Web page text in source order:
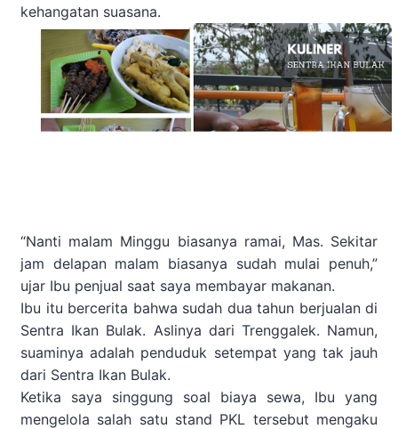
kehangatan suasana.
“Nanti malam Minggu biasanya ramai, Mas. Sekitar
jam delapan malam biasanya sudah mulai penuh,”
ujar Ibu penjual saat saya membayar makanan.
Ibu itu bercerita bahwa sudah dua tahun berjualan di
Sentra Ikan Bulak. Aslinya dari Trenggalek. Namun,
suaminya adalah penduduk setempat yang tak jauh
dari Sentra Ikan Bulak.
Ketika saya singgung soal biaya sewa, Ibu yang
mengelola salah satu stand PKL tersebut mengaku